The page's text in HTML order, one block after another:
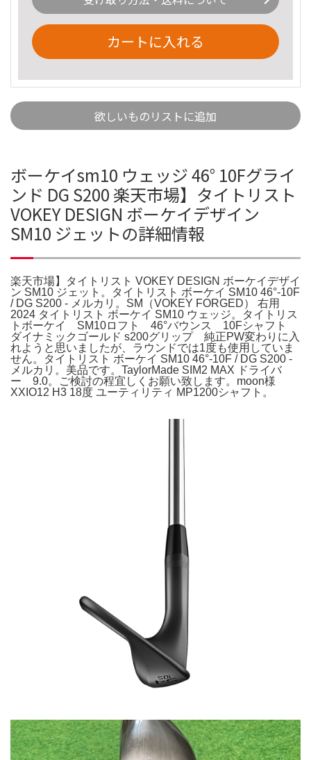
カートに入れる
欲しいものリストに追加
ボーケイsm10 ウェッジ 46° 10Fグライ
ンド DG S200 楽天市場】タイトリスト
VOKEY DESIGN ボーケイデザイン
SM10 ジェットの詳細情報
楽天市場】タイトリスト VOKEY DESIGN ボーケイデザイ
ン SM10 ジェット。タイトリスト ボーケイ SM10 46°-10F
/ DG S200 - メルカリ。SM（VOKEY FORGED） 右用
2024 タイトリスト ボーケイ SM10 ウェッジ。タイトリス
トボーケイ SM10ロフト 46°バウンス 10Fシャフト
ダイナミックゴールド s200グリップ 純正PW変わりに入
れようと思いましたが、ラウンドでは1度も使用していま
せん。タイトリスト ボーケイ SM10 46°-10F / DG S200 -
メルカリ。美品です。TaylorMade SIM2 MAX ドライバ
ー 9.0。ご検討の程宜しくお願い致します。moon様
XXIO12 H3 18度 ユーティリティ MP1200シャフト。